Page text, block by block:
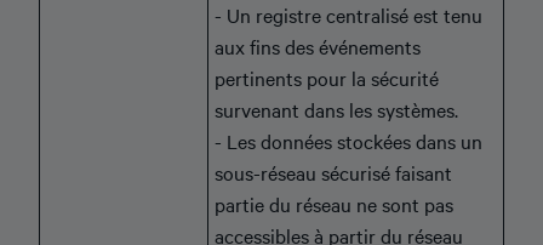
- Un registre centralisé est tenu
aux fins des événements
pertinents pour la sécurité
survenant dans les systèmes.
- Les données stockées dans un
sous-réseau sécurisé faisant
partie du réseau ne sont pas
accessibles à partir du réseau